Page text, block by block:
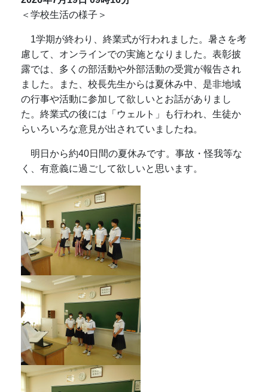
＜学校生活の様子＞
1学期が終わり、終業式が行われました。暑さを考
慮して、オンラインでの実施となりました。表彰披
露では、多くの部活動や外部活動の受賞が報告され
ました。また、校長先生からは夏休み中、是非地域
の行事や活動に参加して欲しいとお話がありまし
た。終業式の後には「ウェルト」も行われ、生徒か
らいろいろな意見が出されていましたね。
明日から約40日間の夏休みです。事故・怪我等な
く、有意義に過ごして欲しいと思います。